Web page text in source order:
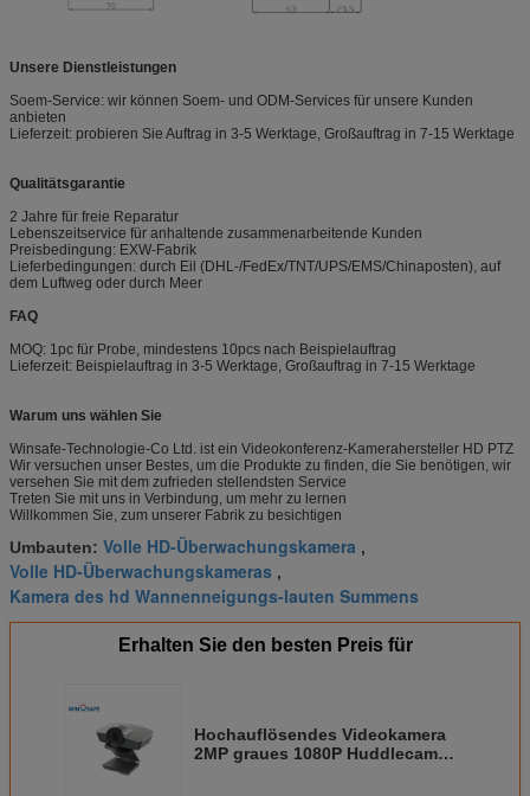
Unsere Dienstleistungen
Soem-Service: wir können Soem- und ODM-Services für unsere Kunden
anbieten
Lieferzeit: probieren Sie Auftrag in 3-5 Werktage, Großauftrag in 7-15 Werktage
Qualitätsgarantie
2 Jahre für freie Reparatur
Lebenszeitservice für anhaltende zusammenarbeitende Kunden
Preisbedingung: EXW-Fabrik
Lieferbedingungen: durch Eil (DHL-/FedEx/TNT/UPS/EMS/Chinaposten), auf
dem Luftweg oder durch Meer
FAQ
MOQ: 1pc für Probe, mindestens 10pcs nach Beispielauftrag
Lieferzeit: Beispielauftrag in 3-5 Werktage, Großauftrag in 7-15 Werktage
Warum uns wählen Sie
Winsafe-Technologie-Co Ltd. ist ein Videokonferenz-Kamerahersteller HD PTZ
Wir versuchen unser Bestes, um die Produkte zu finden, die Sie benötigen, wir
versehen Sie mit dem zufrieden stellendsten Service
Treten Sie mit uns in Verbindung, um mehr zu lernen
Willkommen Sie, zum unserer Fabrik zu besichtigen
Umbauten: Volle HD-Überwachungskamera ,
Volle HD-Überwachungskameras ,
Kamera des hd Wannenneigungs-lauten Summens
Erhalten Sie den besten Preis für
Hochauflösendes Videokamera
2MP graues 1080P Huddlecam